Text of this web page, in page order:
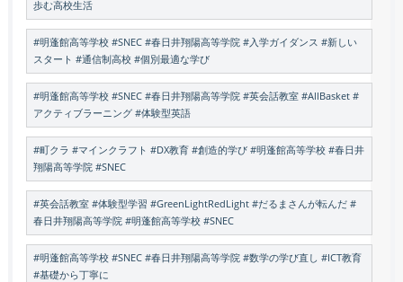
歩む高校生活
#明蓬館高等学校 #SNEC #春日井翔陽高等学院 #入学ガイダンス #新しい
スタート #通信制高校 #個別最適な学び
#明蓬館高等学校 #SNEC #春日井翔陽高等学院 #英会話教室 #AllBasket #
アクティブラーニング #体験型英語
#町クラ #マインクラフト #DX教育 #創造的学び #明蓬館高等学校 #春日井
翔陽高等学院 #SNEC
#英会話教室 #体験型学習 #GreenLightRedLight #だるまさんが転んだ #
春日井翔陽高等学院 #明蓬館高等学校 #SNEC
#明蓬館高等学校 #SNEC #春日井翔陽高等学院 #数学の学び直し #ICT教育
#基礎から丁寧に